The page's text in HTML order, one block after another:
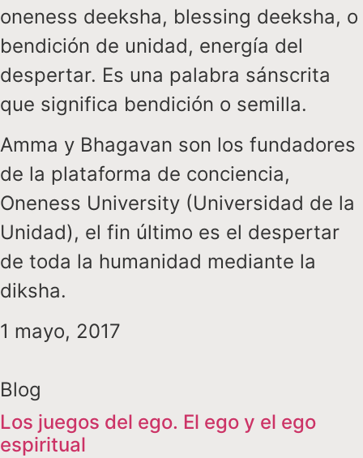
oneness deeksha, blessing deeksha, o
bendición de unidad, energía del
despertar. Es una palabra sánscrita
que significa bendición o semilla.
Amma y Bhagavan son los fundadores
de la plataforma de conciencia,
Oneness University (Universidad de la
Unidad), el fin último es el despertar
de toda la humanidad mediante la
diksha.
1 mayo, 2017
Blog
Los juegos del ego. El ego y el ego
espiritual